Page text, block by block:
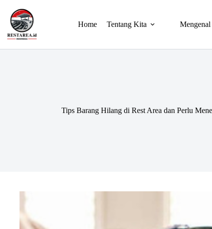
Home Tentang Kita Mengenal
Tips Barang Hilang di Rest Area dan Perlu